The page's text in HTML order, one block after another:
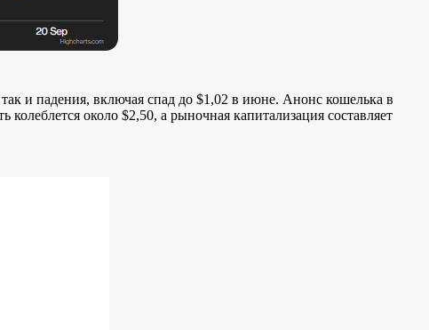
и падения, включая спад до $1,02 в июне. Анонс кошелька в
около $2,50, а рыночная капитализация составляет